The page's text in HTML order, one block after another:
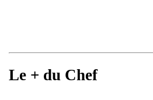
Le + du Chef